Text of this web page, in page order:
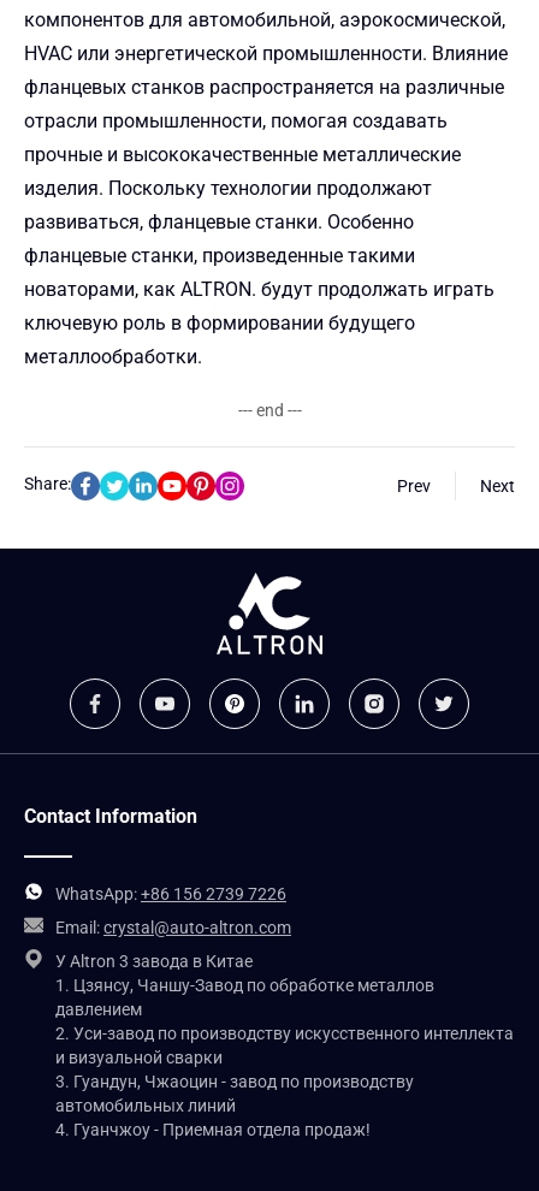
компонентов для автомобильной, аэрокосмической,
HVAC или энергетической промышленности. Влияние
фланцевых станков распространяется на различные
отрасли промышленности, помогая создавать
прочные и высококачественные металлические
изделия. Поскольку технологии продолжают
развиваться, фланцевые станки. Особенно
фланцевые станки, произведенные такими
новаторами, как ALTRON. будут продолжать играть
ключевую роль в формировании будущего
металлообработки.
--- end ---
Share: Prev Next
Contact Information
WhatsApp:+86 156 2739 7226
Email:crystal@auto-altron.com
У Altron 3 завода в Китае
1. Цзянсу, Чаншу-Завод по обработке металлов
давлением
2. Уси-завод по производству искусственного интеллекта
и визуальной сварки
3. Гуандун, Чжаоцин - завод по производству
автомобильных линий
4. Гуанчжоу - Приемная отдела продаж!